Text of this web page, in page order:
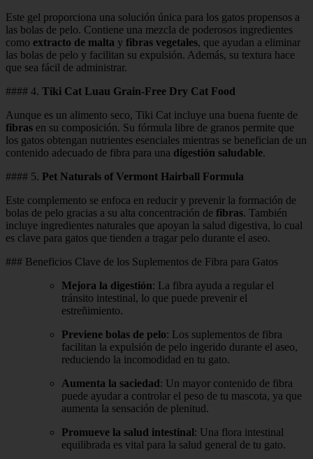
Este gel proporciona una solución única para los gatos propensos a
las bolas de pelo. Contiene una mezcla de poderosos ingredientes
como extracto de malta y fibras vegetales, que ayudan a eliminar
las bolas de pelo y facilitan su expulsión. Además, su textura hace
que sea fácil de administrar.
#### 4. Tiki Cat Luau Grain-Free Dry Cat Food
Aunque es un alimento seco, Tiki Cat incluye una buena fuente de
fibras en su composición. Su fórmula libre de granos permite que
los gatos obtengan nutrientes esenciales mientras se benefician de un
contenido adecuado de fibra para una digestión saludable.
#### 5. Pet Naturals of Vermont Hairball Formula
Este complemento se enfoca en reducir y prevenir la formación de
bolas de pelo gracias a su alta concentración de fibras. También
incluye ingredientes naturales que apoyan la salud digestiva, lo cual
es clave para gatos que tienden a tragar pelo durante el aseo.
### Beneficios Clave de los Suplementos de Fibra para Gatos
Mejora la digestión: La fibra ayuda a regular el
tránsito intestinal, lo que puede prevenir el
estreñimiento.
Previene bolas de pelo: Los suplementos de fibra
facilitan la expulsión de pelo ingerido durante el aseo,
reduciendo la incomodidad en tu gato.
Aumenta la saciedad: Un mayor contenido de fibra
puede ayudar a controlar el peso de tu mascota, ya que
aumenta la sensación de plenitud.
Promueve la salud intestinal: Una flora intestinal
equilibrada es vital para la salud general de tu gato.